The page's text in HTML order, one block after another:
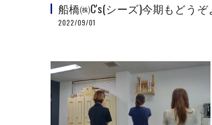
船橋㈱C's(シーズ)今期もどう
2022/09/01